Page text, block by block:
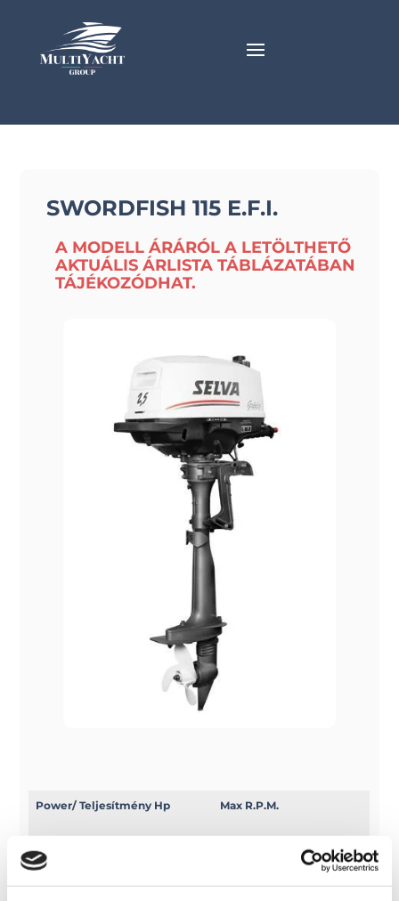
SWORDFISH 115 E.F.I.
A MODELL ÁRÁRÓL A LETÖLTHETŐ
AKTUÁLIS ÁRLISTA TÁBLÁZATÁBAN
TÁJÉKOZÓDHAT.
Power/ Teljesítmény Hp
Power/ Teljesítmény Kw
Max R.P.M.
Swept volume